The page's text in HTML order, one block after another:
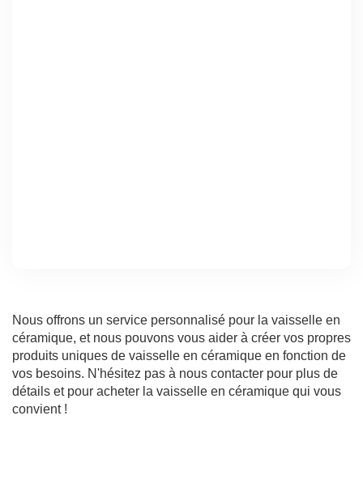
Nous offrons un service personnalisé pour la vaisselle en
céramique, et nous pouvons vous aider à créer vos propres
produits uniques de vaisselle en céramique en fonction de
vos besoins. N'hésitez pas à nous contacter pour plus de
détails et pour acheter la vaisselle en céramique qui vous
convient !